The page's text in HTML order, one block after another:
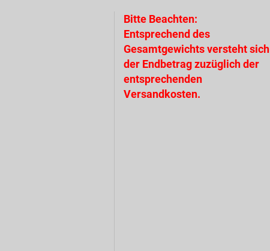
Bitte Beachten:
Entsprechend des
Gesamtgewichts versteht sich
der Endbetrag zuzüglich der
entsprechenden
Versandkosten.